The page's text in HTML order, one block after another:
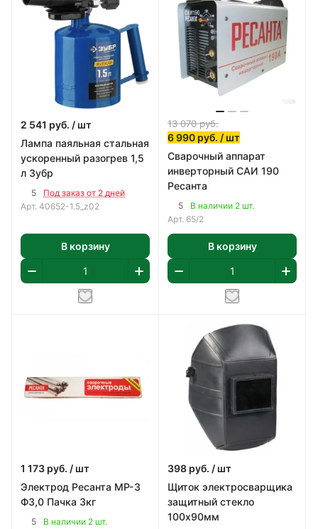
2 541 руб. / шт
Лампа паяльная стальная
ускоренный разогрев 1,5
л Зубр
5
Под заказ от 2 дней
Арт. 40652-1.5_z02
В корзину
13 070руб.
6 990 руб. / шт
Сварочный аппарат
инверторный САИ 190
Ресанта
5
В наличии 2 шт.
Арт. 65/2
В корзину
1 173 руб. / шт
Электрод Ресанта МР-3
Ф3,0 Пачка 3кг
5
В наличии 2 шт.
398 руб. / шт
Щиток электросварщика
защитный стекло
100х90мм